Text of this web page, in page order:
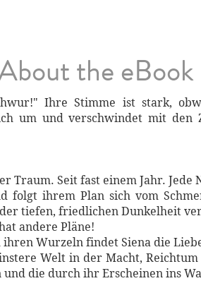
the eBook
Ihre Stimme ist stark,
um und verschwindet mit den
Traum. Seit fast einem Jahr. Jede
folgt ihrem Plan sich vom
tiefen, friedlichen Dunkelheit
andere Pläne!
ihren Wurzeln findet Siena die
Welt in der Macht,
die durch ihr Erscheinen ins